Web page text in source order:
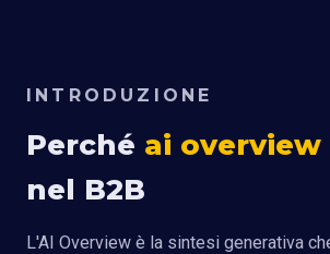
INTRODUZIONE
Perché ai overview
nel B2B
L'AI Overview è la sintesi generativa